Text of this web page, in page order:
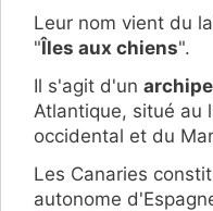
Leur nom vient du
"Îles aux chiens".
Il s'agit d'un
Atlantique, situé au
occidental et du
Les Canaries
autonome